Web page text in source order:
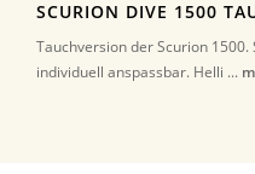
SCURION DIVE 1500
Tauchversion der Scurion
individuell anspassbar. Helli ...